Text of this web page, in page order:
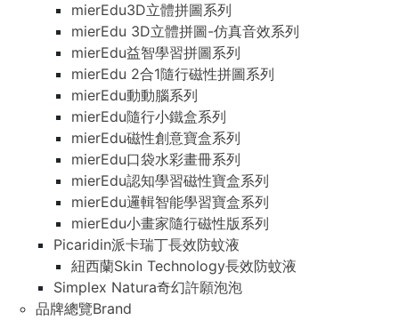
mierEdu3D立體拼圖系列
mierEdu 3D立體拼圖-仿真音效系列
mierEdu益智學習拼圖系列
mierEdu 2合1隨行磁性拼圖系列
mierEdu動動腦系列
mierEdu隨行小鐵盒系列
mierEdu磁性創意寶盒系列
mierEdu口袋水彩畫冊系列
mierEdu認知學習磁性寶盒系列
mierEdu邏輯智能學習寶盒系列
mierEdu小畫家隨行磁性版系列
Picaridin派卡瑞丁長效防蚊液
紐西蘭Skin Technology長效防蚊液
Simplex Natura奇幻許願泡泡
品牌總覽Brand